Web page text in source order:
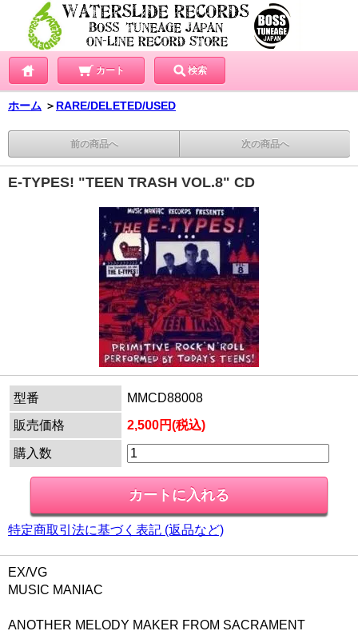
カート 検索
ホーム ＞ RARE/DELETED/USED
前の商品へ 次の商品へ
E-TYPES! "TEEN TRASH VOL.8" CD
型番
MMCD88008
販売価格
2,500円(税込)
購入数
特定商取引法に基づく表記 (返品など)
EX/VG
MUSIC MANIAC
ANOTHER MELODY MAKER FROM SACRAMENT